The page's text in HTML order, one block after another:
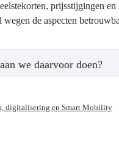
prijsstijgingen
wegen de aspecten
we daarvoor doen?
digitalisering en Smart Mobility